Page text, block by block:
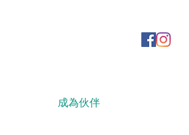
成為伙伴